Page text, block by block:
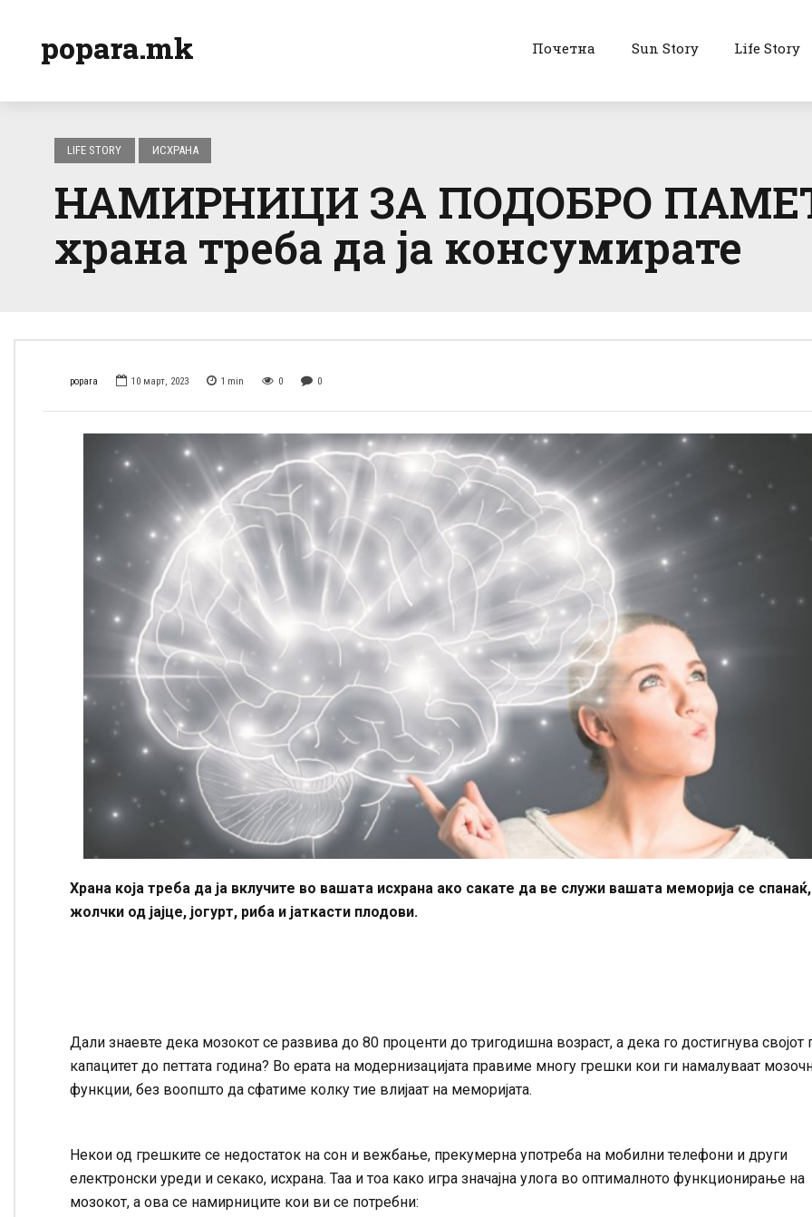
popara.mk Почетна Sun Story Life Story
LIFE STORY ИСХРАНА
НАМИРНИЦИ ЗА ПОДОБРО
храна треба да ја консумирате
popara 10 март, 2023 1 min 0 0
Храна која треба да ја вклучите во вашата исхрана ако сакате да ве служи вашата меморија се спанаќ,
жолчки од јајце, јогурт, риба и јаткасти плодови.
Дали знаевте дека мозокот се развива до 80 проценти до тригодишна возраст, а дека го достигнува својот
капацитет до петтата година? Во ерата на модернизацијата правиме многу грешки кои ги намалуваат
функции, без воопшто да сфатиме колку тие влијаат на меморијата.
Некои од грешките се недостаток на сон и вежбање, прекумерна употреба на мобилни телефони и други
електронски уреди и секако, исхрана. Таа и тоа како игра значајна улога во оптималното функционирање на
мозокот, а ова се намирниците кои ви се потребни: